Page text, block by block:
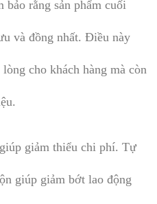
bảo rằng sản phẩm cuối
và đồng nhất. Điều này
cho khách hàng mà còn
giảm thiểu chi phí. Tự
giúp giảm bớt lao động